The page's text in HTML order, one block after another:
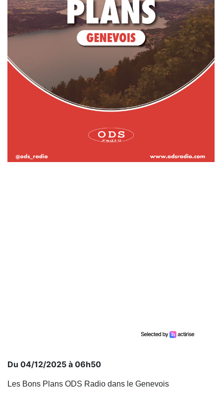
Du 04/12/2025 à 06h50
Les Bons Plans ODS Radio dans le Genevois